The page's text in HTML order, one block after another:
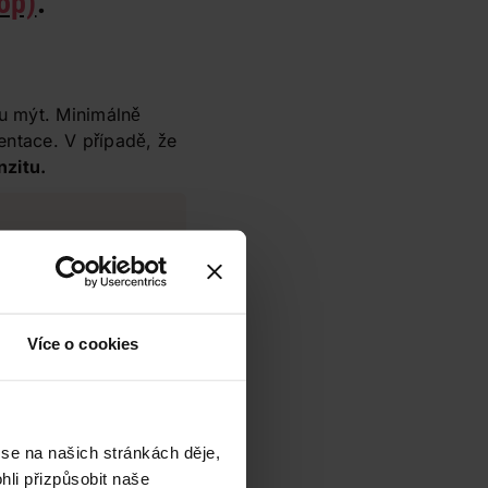
Více o cookies
na našich stránkách děje,
přizpůsobit naše
mýt. Minimálně
V případě, že
výběru barvy,
dlouho vydržel.
Takový